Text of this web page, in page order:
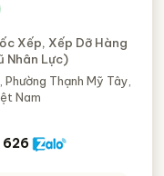
Xếp, Xếp Dỡ Hàng
Nhân Lực)
Thạnh Mỹ Tây,
Nam
626